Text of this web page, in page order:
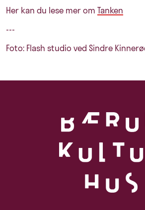
Her kan du lese mer om Tanken
---
Foto: Flash studio ved Sindre